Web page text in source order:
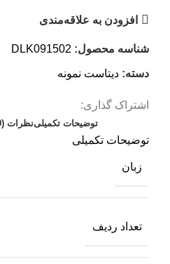
افزودن به علاقه‌مندی
شناسه محصول: DLK091502
دسته: دیتاست نمونه
اشتراک گذاری:
توضیحات تکمیلینظرات (0)
توضیحات تکمیلی
زبان
تعداد ردیف